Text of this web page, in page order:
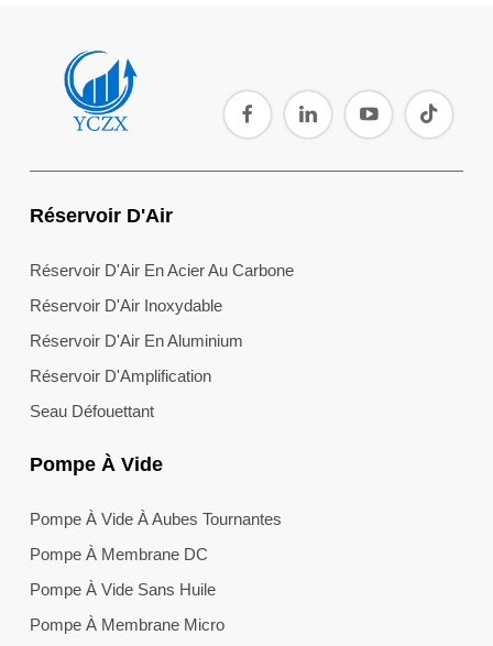
Réservoir D'Air
Réservoir D'Air En Acier Au Carbone
Réservoir D'Air Inoxydable
Réservoir D'Air En Aluminium
Réservoir D'Amplification
Seau Défouettant
Pompe À Vide
Pompe À Vide À Aubes Tournantes
Pompe À Membrane DC
Pompe À Vide Sans Huile
Pompe À Membrane Micro